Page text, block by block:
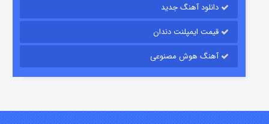
دانلود آهنگ جدید
قیمت ایمپلنت دندان
آهنگ هوش مصنوعی